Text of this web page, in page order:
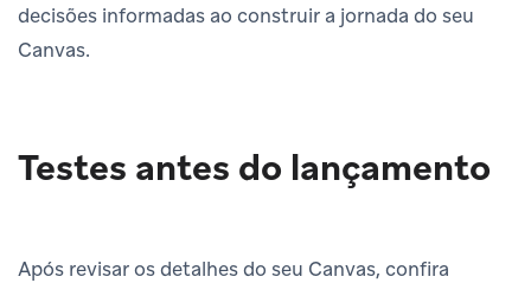
decisões informadas ao construir a jornada do seu
Canvas.
Testes antes do lançamento
Após revisar os detalhes do seu Canvas, confira